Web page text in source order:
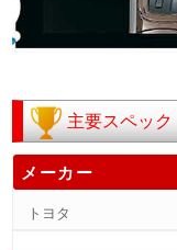
主要スペック
メーカー
トヨタ